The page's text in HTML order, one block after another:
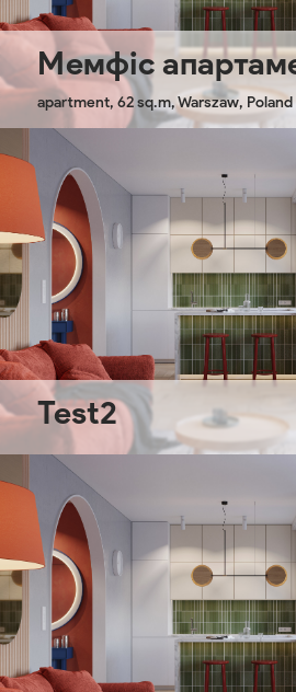
Мемфіс
apartment, 62 sq.m, Warszaw, Poland
Test2